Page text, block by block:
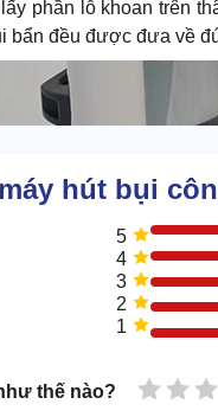
phần lỗ khoan trên
bẩn đều được đưa về
hút bụi
5
4
3
2
1
thế nào? 3
2
1 sao